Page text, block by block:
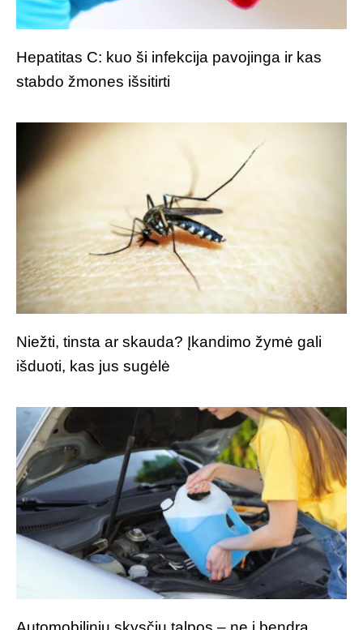
Hepatitas C: kuo ši infekcija pavojinga ir kas
stabdo žmones išsitirti
Niežti, tinsta ar skauda? Įkandimo žymė gali
išduoti, kas jus sugėlė